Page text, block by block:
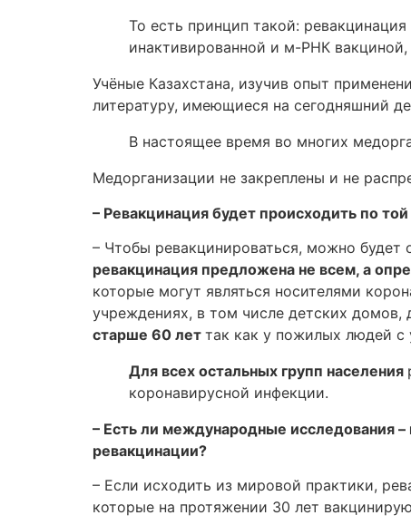
То есть принцип такой:
инактивированной и м-РНК
Учёные Казахстана, изучив опыт
литературу, имеющиеся на сегодняшний
В настоящее время во многих
Медорганизации не закреплены и не
– Ревакцинация будет происходить по
– Чтобы ревакцинироваться, можно будет
ревакцинация предложена не всем, а
которые могут являться носителями
учреждениях, в том числе детских домов,
старше 60 лет так как у пожилых людей с
Для всех остальных групп населения
коронавирусной инфекции.
– Есть ли международные исследования
ревакцинации?
– Если исходить из мировой практики,
которые на протяжении 30 лет